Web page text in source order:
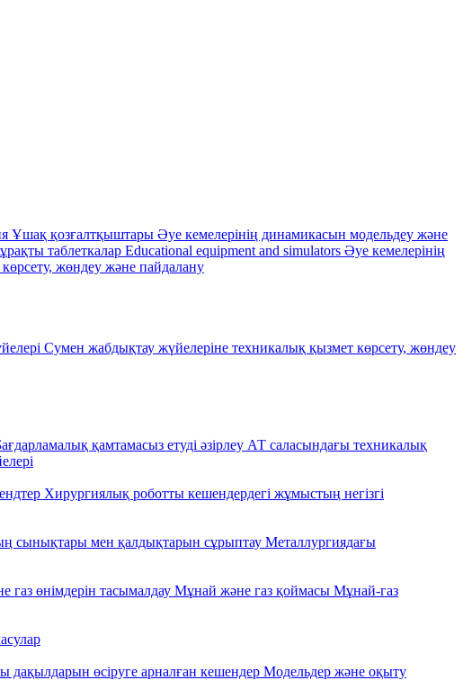
Ұшақ қозғалтқыштары Әуе кемелерінің динамикасын модельдеу және
таблеткалар Educational equipment and simulators Әуе кемелерінің
жөндеу және пайдалану
Сумен жабдықтау жүйелеріне техникалық қызмет көрсету, жөндеу
қамтамасыз етуді әзірлеу АТ саласындағы техникалық
Хирургиялық роботты кешендердегі жұмыстың негізгі
сынықтары мен қалдықтарын сұрыптау Металлургиядағы
газ өнімдерін тасымалдау Мұнай және газ қоймасы Мұнай-газ
өсіруге арналған кешендер Модельдер және оқыту